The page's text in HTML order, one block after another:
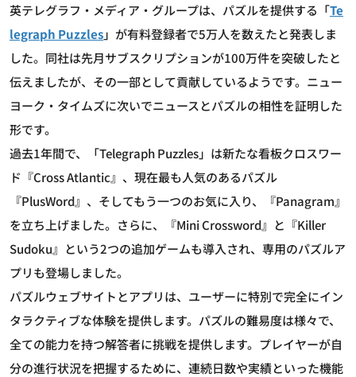
英テレグラフ・メディア・グループは、パズルを提供する「Te
legraph Puzzles」が有料登録者で5万人を数えたと発表しま
した。同社は先月サブスクリプションが100万件を突破したと
伝えましたが、その一部として貢献しているようです。ニュー
ヨーク・タイムズに次いでニュースとパズルの相性を証明した
形です。
過去1年間で、「Telegraph Puzzles」は新たな看板クロスワー
ド『Cross Atlantic』、現在最も人気のあるパズル
『PlusWord』、そしてもう一つのお気に入り、『Panagram』
を立ち上げました。さらに、『Mini Crossword』と『Killer
Sudoku』という2つの追加ゲームも導入され、専用のパズルア
プリも登場しました。
パズルウェブサイトとアプリは、ユーザーに特別で完全にイン
タラクティブな体験を提供します。パズルの難易度は様々で、
全ての能力を持つ解答者に挑戦を提供します。プレイヤーが自
分の進行状況を把握するために、連続日数や実績といった機能